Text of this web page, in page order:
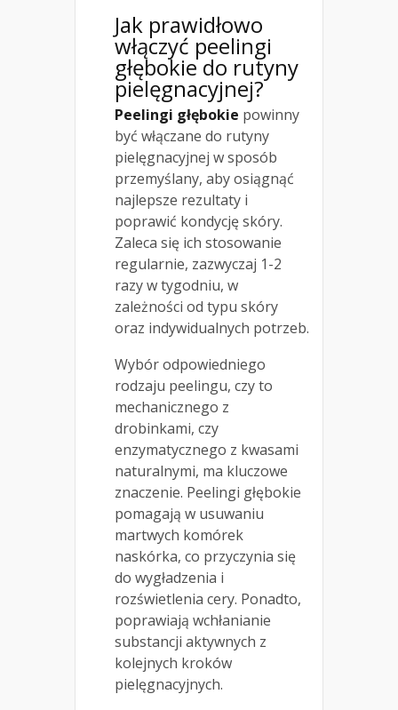
Jak prawidłowo
włączyć peelingi
głębokie do rutyny
pielęgnacyjnej?
Peelingi głębokie powinny
być włączane do rutyny
pielęgnacyjnej w sposób
przemyślany, aby osiągnąć
najlepsze rezultaty i
poprawić kondycję skóry.
Zaleca się ich stosowanie
regularnie, zazwyczaj 1-2
razy w tygodniu, w
zależności od typu skóry
oraz indywidualnych potrzeb.
Wybór odpowiedniego
rodzaju peelingu, czy to
mechanicznego z
drobinkami, czy
enzymatycznego z kwasami
naturalnymi, ma kluczowe
znaczenie. Peelingi głębokie
pomagają w usuwaniu
martwych komórek
naskórka, co przyczynia się
do wygładzenia i
rozświetlenia cery. Ponadto,
poprawiają wchłanianie
substancji aktywnych z
kolejnych kroków
pielęgnacyjnych.